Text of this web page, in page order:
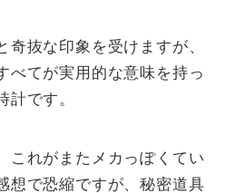
抜な印象を受けますが、
べてが実用的な意味を持っ
です。
これがまたメカっぽくてい
想で恐縮ですが、秘密道具